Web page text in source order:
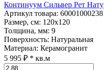
Континуум Сильвер Рет
Артикул товара:
Размер, см: 120x120
Толщина, мм: 9
Поверхность: Натуральная
Материал: Керамогранит
5 995 ₽ * кв.м